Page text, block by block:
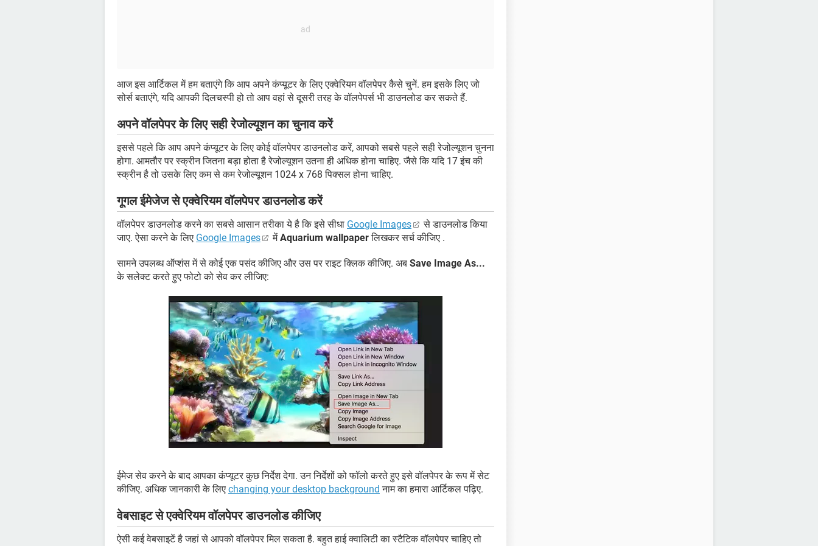
आज इस आर्टिकल में हम बताएंगे कि आप अपने कंप्यूटर के लिए एक्वेरियम वॉलपेपर कैसे चुनें. हम इसके लिए जो
सोर्स बताएंगे, यदि आपकी दिलचस्पी हो तो आप वहां से दूसरी तरह के वॉलपेपर्स भी डाउनलोड कर सकते हैं.
अपने वॉलपेपर के लिए सही रेजोल्यूशन का चुनाव करें
इससे पहले कि आप अपने कंप्यूटर के लिए कोई वॉलपेपर डाउनलोड करें, आपको सबसे पहले सही रेजोल्यूशन चुनना
होगा. आमतौर पर स्क्रीन जितना बड़ा होता है रेजोल्यूशन उतना ही अधिक होना चाहिए. जैसे कि यदि 17 इंच की
स्क्रीन है तो उसके लिए कम से कम रेजोल्यूशन 1024 x 768 पिक्सल होना चाहिए.
गूगल ईमेजेज से एक्वेरियम वॉलपेपर डाउनलोड करें
वॉलपेपर डाउनलोड करने का सबसे आसान तरीका ये है कि इसे सीधा Google Images
से डाउनलोड किया
जाए. ऐसा करने के लिए Google Images मेंAquarium wallpaperलिखकर सर्च कीजिए .
सामने उपलब्ध ऑप्शंस में से कोई एक पसंद कीजिए और उस पर राइट क्लिक कीजिए. अब Save Image As...
के सलेक्ट करते हुए फोटो को सेव कर लीजिए:
ईमेज सेव करने के बाद आपका कंप्यूटर कुछ निर्देश देगा. उन निर्देशों को फॉलो करते हुए इसे वॉलपेपर के रूप में सेट
कीजिए. अधिक जानकारी के लिए changing your desktop background नाम का हमारा आर्टिकल पढ़िए.
वेबसाइट से एक्वेरियम वॉलपेपर डाउनलोड कीजिए
ऐसी कई वेबसाइटें है जहां से आपको वॉलपेपर मिल सकता है. बहुत हाई क्वालिटी का स्टैटिक वॉलपेपर चाहिए तो